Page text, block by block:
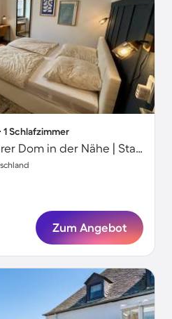
1 Schlafzimmer
Ferienwohnung | Trierer Dom in der Nähe | Stadtblick
Zum Angebot